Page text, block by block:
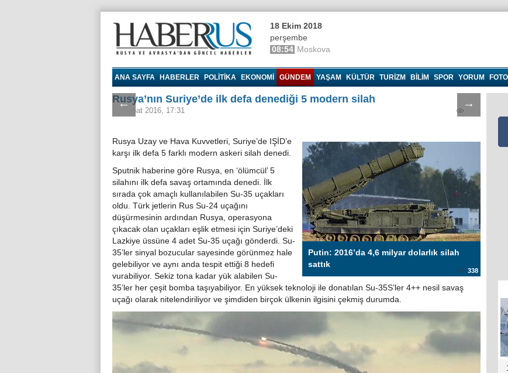
18 Ekim 2018
perşembe
08:54 Moskova
ANA SAYFA HABERLER POLITIKA EKONOMI GÜNDEM YAŞAM KÜLTÜR TURIZM BILIM SPOR YORUM FOTO
← →
Rusya’nın Suriye’de ilk defa denediği 5 modern silah
29 Şubat 2016, 17:31
Putin: 2016’da 4,6 milyar dolarlık silah
sattık
338
Rusya Uzay ve Hava Kuvvetleri, Suriye’de IŞİD’e
karşı ilk defa 5 farklı modern askeri silah denedi.
Sputnik haberine göre Rusya, en ‘ölümcül’ 5
silahını ilk defa savaş ortamında denedi. İlk
sırada çok amaçlı kullanılabilen Su-35 uçakları
oldu. Türk jetlerin Rus Su-24 uçağını
düşürmesinin ardından Rusya, operasyona
çıkacak olan uçakları eşlik etmesi için Suriye’deki
Lazkiye üssüne 4 adet Su-35 uçağı gönderdi. Su-
35’ler sinyal bozucular sayesinde görünmez hale
gelebiliyor ve aynı anda tespit ettiği 8 hedefi
vurabiliyor. Sekiz tona kadar yük alabilen Su-
35’ler her çeşit bomba taşıyabiliyor. En yüksek teknoloji ile donatılan Su-35S’ler 4++ nesil savaş
uçağı olarak nitelendiriliyor ve şimdiden birçok ülkenin ilgisini çekmiş durumda.